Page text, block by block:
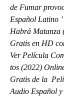
de Fumar
Español Latino
Habrá Matanza
Gratis en HD
Ver Película
tos (2022)
Gratis de la
Audio Español